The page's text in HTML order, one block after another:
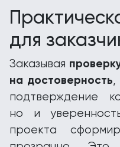
для
Заказывая
на достоверность,
подтверждение
но и
проекта